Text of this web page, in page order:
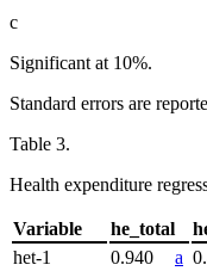
c
Significant at 10%.
Standard errors are
Table 3.
Health expenditure
Variable he_total
het-1 0.940 a